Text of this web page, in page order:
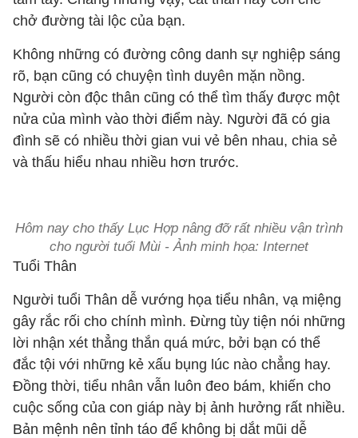
chở đường tài lộc của bạn.
Không những có đường công danh sự nghiệp sáng
rõ, bạn cũng có chuyện tình duyên mặn nồng.
Người còn độc thân cũng có thể tìm thấy được một
nửa của mình vào thời điểm này. Người đã có gia
đình sẽ có nhiều thời gian vui vẻ bên nhau, chia sẻ
và thấu hiểu nhau nhiều hơn trước.
Hôm nay cho thấy Lục Hợp nâng đỡ rất nhiều vận trình
cho người tuổi Mùi - Ảnh minh họa: Internet
Tuổi Thân
Người tuổi Thân dễ vướng họa tiểu nhân, vạ miệng
gây rắc rối cho chính mình. Đừng tùy tiện nói những
lời nhận xét thẳng thắn quá mức, bởi bạn có thể
đắc tội với những kẻ xấu bụng lúc nào chẳng hay.
Đồng thời, tiểu nhân vẫn luôn đeo bám, khiến cho
cuộc sống của con giáp này bị ảnh hưởng rất nhiều.
Bản mệnh nên tỉnh táo để không bị dắt mũi dễ